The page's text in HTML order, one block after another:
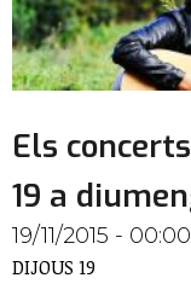
Els
19 a
19/11/2015 - 00:00
DIJOUS 19